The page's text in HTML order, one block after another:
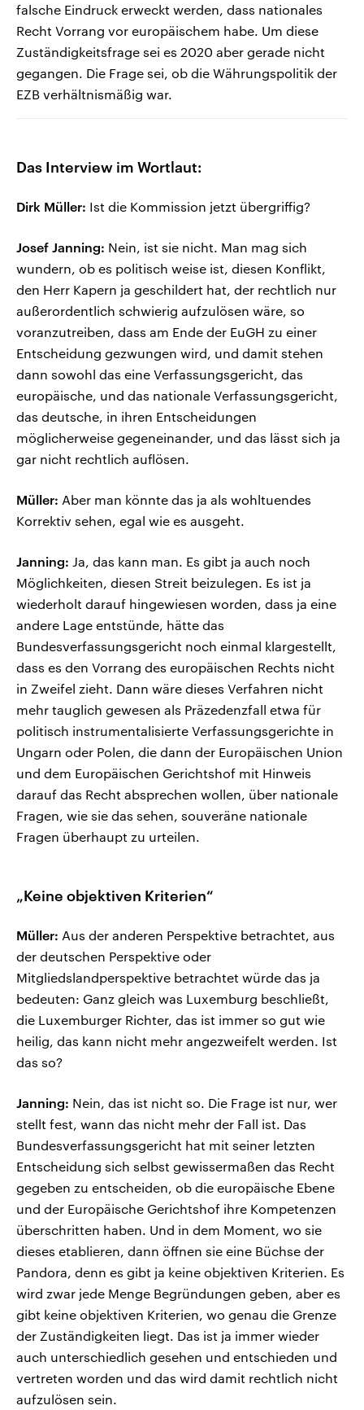
falsche Eindruck erweckt werden, dass nationales
Recht Vorrang vor europäischem habe. Um diese
Zuständigkeitsfrage sei es 2020 aber gerade nicht
gegangen. Die Frage sei, ob die Währungspolitik der
EZB verhältnismäßig war.
Das Interview im Wortlaut:
Dirk Müller: Ist die Kommission jetzt übergriffig?
Josef Janning: Nein, ist sie nicht. Man mag sich
wundern, ob es politisch weise ist, diesen Konflikt,
den Herr Kapern ja geschildert hat, der rechtlich nur
außerordentlich schwierig aufzulösen wäre, so
voranzutreiben, dass am Ende der EuGH zu einer
Entscheidung gezwungen wird, und damit stehen
dann sowohl das eine Verfassungsgericht, das
europäische, und das nationale Verfassungsgericht,
das deutsche, in ihren Entscheidungen
möglicherweise gegeneinander, und das lässt sich ja
gar nicht rechtlich auflösen.
Müller: Aber man könnte das ja als wohltuendes
Korrektiv sehen, egal wie es ausgeht.
Janning: Ja, das kann man. Es gibt ja auch noch
Möglichkeiten, diesen Streit beizulegen. Es ist ja
wiederholt darauf hingewiesen worden, dass ja eine
andere Lage entstünde, hätte das
Bundesverfassungsgericht noch einmal klargestellt,
dass es den Vorrang des europäischen Rechts nicht
in Zweifel zieht. Dann wäre dieses Verfahren nicht
mehr tauglich gewesen als Präzedenzfall etwa für
politisch instrumentalisierte Verfassungsgerichte in
Ungarn oder Polen, die dann der Europäischen Union
und dem Europäischen Gerichtshof mit Hinweis
darauf das Recht absprechen wollen, über nationale
Fragen, wie sie das sehen, souveräne nationale
Fragen überhaupt zu urteilen.
„Keine objektiven Kriterien“
Müller: Aus der anderen Perspektive betrachtet, aus
der deutschen Perspektive oder
Mitgliedslandperspektive betrachtet würde das ja
bedeuten: Ganz gleich was Luxemburg beschließt,
die Luxemburger Richter, das ist immer so gut wie
heilig, das kann nicht mehr angezweifelt werden. Ist
das so?
Janning: Nein, das ist nicht so. Die Frage ist nur, wer
stellt fest, wann das nicht mehr der Fall ist. Das
Bundesverfassungsgericht hat mit seiner letzten
Entscheidung sich selbst gewissermaßen das Recht
gegeben zu entscheiden, ob die europäische Ebene
und der Europäische Gerichtshof ihre Kompetenzen
überschritten haben. Und in dem Moment, wo sie
dieses etablieren, dann öffnen sie eine Büchse der
Pandora, denn es gibt ja keine objektiven Kriterien. Es
wird zwar jede Menge Begründungen geben, aber es
gibt keine objektiven Kriterien, wo genau die Grenze
der Zuständigkeiten liegt. Das ist ja immer wieder
auch unterschiedlich gesehen und entschieden und
vertreten worden und das wird damit rechtlich nicht
aufzulösen sein.